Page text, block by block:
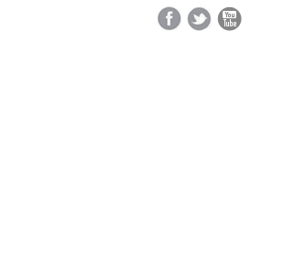
FacebookTwitterYouTube